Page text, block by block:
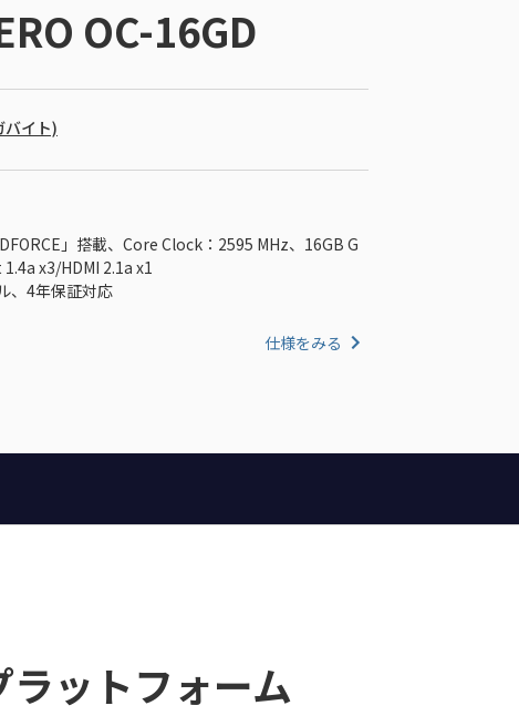
OC-16GD
バイト)
」搭載、Core Clock：2595 MHz、16GB G
x3/HDMI 2.1a x1
、4年保証対応
仕様をみる
ットフォーム